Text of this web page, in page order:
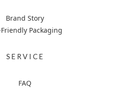
Brand Story
Friendly Packaging
S E R V I C E
FAQ